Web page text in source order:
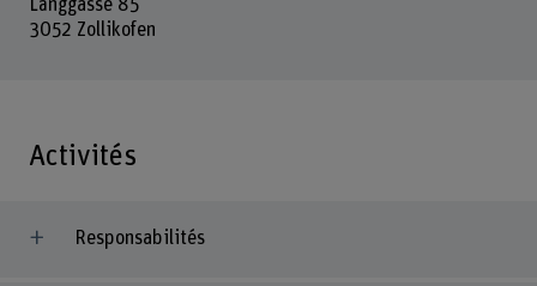
Länggasse 85
3052 Zollikofen
Activités
Responsabilités